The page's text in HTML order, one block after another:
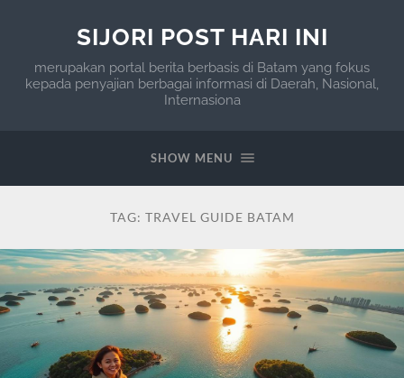
SIJORI POST HARI INI
merupakan portal berita berbasis di Batam yang fokus
kepada penyajian berbagai informasi di Daerah, Nasional,
Internasiona
SHOW MENU
TAG: TRAVEL GUIDE BATAM